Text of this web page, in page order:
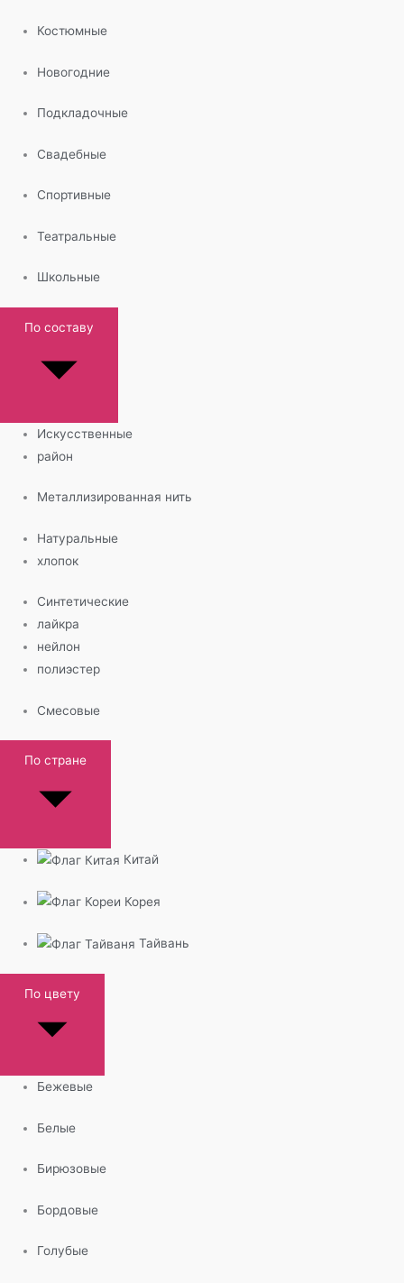
Костюмные
Новогодние
Подкладочные
Свадебные
Спортивные
Театральные
Школьные
По составу
Искусственные
район
Металлизированная нить
Натуральные
хлопок
Синтетические
лайкра
нейлон
полиэстер
Смесовые
По стране
Китай
Корея
Тайвань
По цвету
Бежевые
Белые
Бирюзовые
Бордовые
Голубые